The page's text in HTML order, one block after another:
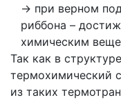
при верном
риббона –
химическим
Так как в
термохимический
из таких